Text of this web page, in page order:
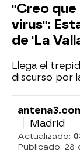
"Creo que
virus":
de 'La
Llega el
discurso por
Madrid
Actualizado:
Publicado: 28